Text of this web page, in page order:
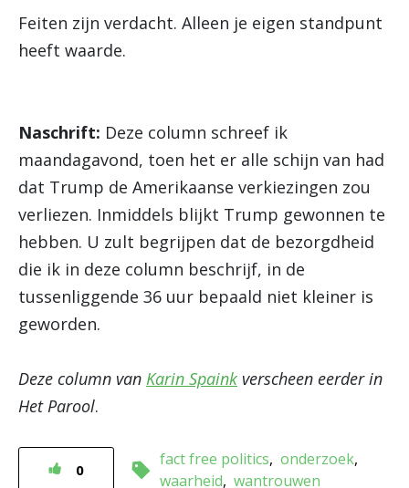
Feiten zijn verdacht. Alleen je eigen standpunt
heeft waarde.
Naschrift: Deze column schreef ik
maandagavond, toen het er alle schijn van had
dat Trump de Amerikaanse verkiezingen zou
verliezen. Inmiddels blijkt Trump gewonnen te
hebben. U zult begrijpen dat de bezorgdheid
die ik in deze column beschrijf, in de
tussenliggende 36 uur bepaald niet kleiner is
geworden.
Deze column van Karin Spaink verscheen eerder in
Het Parool.
0
fact free politics onderzoek
waarheid wantrouwen